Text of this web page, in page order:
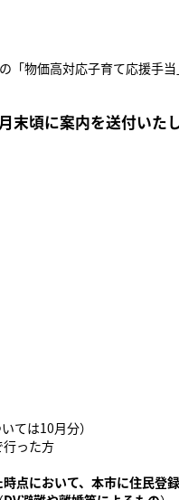
物価高対応子育て応援手当
頃に案内を送付いたし
ては10月分）
行った方
点において、本市に住民登